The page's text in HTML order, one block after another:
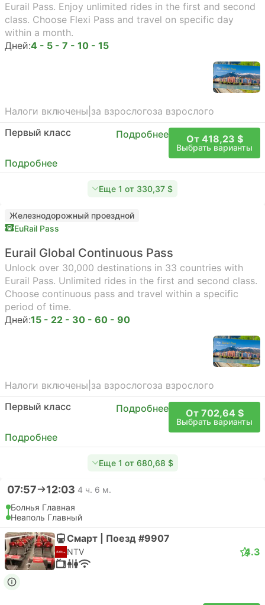
Eurail Pass. Enjoy unlimited rides in the first and second
class. Choose Flexi Pass and travel on specific day
within a month.
Дней:4 - 5 - 7 - 10 - 15
Налоги включены за взрослогоза взрослого
Первый класс
Подробнее От 418,23 $
Выбрать варианты
Подробнее
Еще 1 от 330,37 $
Железнодорожный проездной
EuRail Pass
Eurail Global Continuous Pass
Unlock over 30,000 destinations in 33 countries with
Eurail Pass. Unlimited rides in the first and second class.
Choose continuous pass and travel within a specific
period of time.
Дней:15 - 22 - 30 - 60 - 90
Налоги включены за взрослогоза взрослого
Первый класс
Подробнее От 702,64 $
Выбрать варианты
Подробнее
Еще 1 от 680,68 $
07:57 12:03 4 ч. 6 м.
Болнья Главная
Неаполь Главный
Смарт | Поезд #9907
NTV 4.3